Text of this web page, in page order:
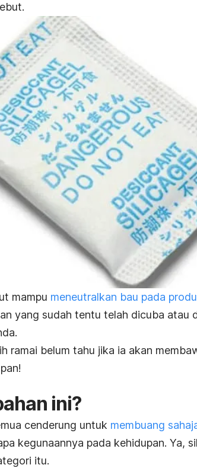
mampu meneutralkan bau pada
yang sudah tentu telah dicuba atau
ramai belum tahu jika ia akan
ini?
cenderung untuk membuang
kegunaannya pada kehidupan. Ya,
itu.